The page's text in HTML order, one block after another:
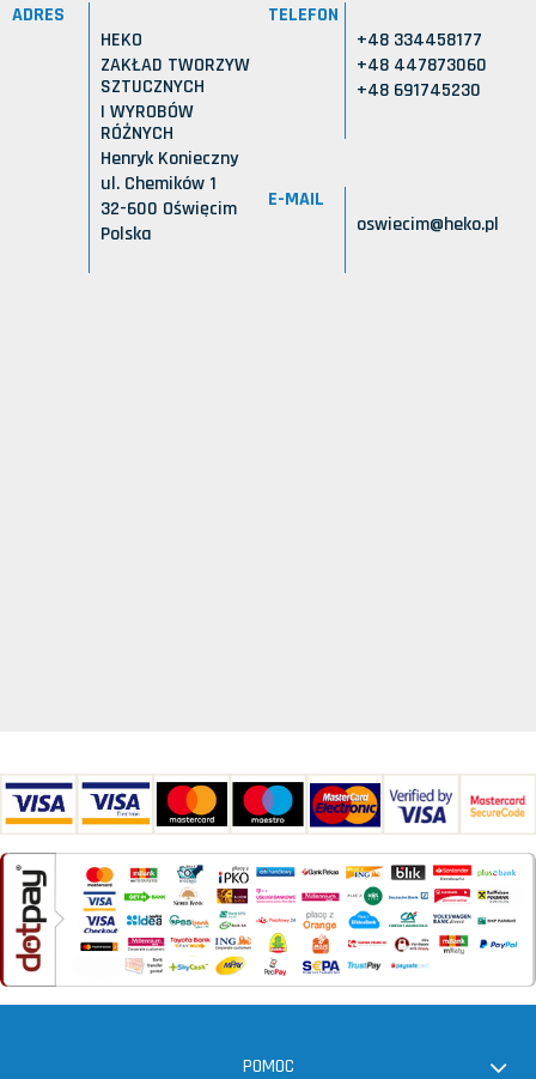
ADRES
HEKO
ZAKŁAD TWORZYW
SZTUCZNYCH
I WYROBÓW
RÓŻNYCH
Henryk Konieczny
ul. Chemików 1
32-600 Oświęcim
Polska
TELEFON
+48 334458177
+48 447873060
+48 691745230
E-MAIL
oswiecim@heko.pl
POMOC